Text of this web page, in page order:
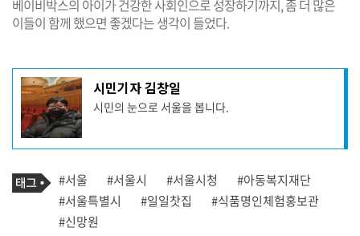
베이비박스의 아이가 건강한 사회인으로 성장하기까지, 좀 더 많은
이들이 함께 했으면 좋겠다는 생각이 들었다.
기
사
작
성
자
프
필
시민기자 김창일
시민의 눈으로 서울을 봅니다.
기
사
관
련
태
태
그
#서울 #서울시 #서울시청
#아동복지재단
#서울특별시
#일일찻집
#식품명인체험홍보관
#신망원